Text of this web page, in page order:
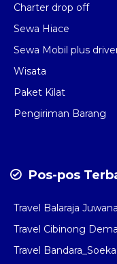
Charter drop off
Sewa Hiace
Sewa Mobil plus
Wisata
Paket Kilat
Pengiriman Barang
Pos-pos
Travel Balaraja Juwana
Travel Cibinong
Travel